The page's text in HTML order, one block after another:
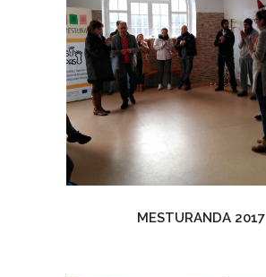
MESTURANDA 2017